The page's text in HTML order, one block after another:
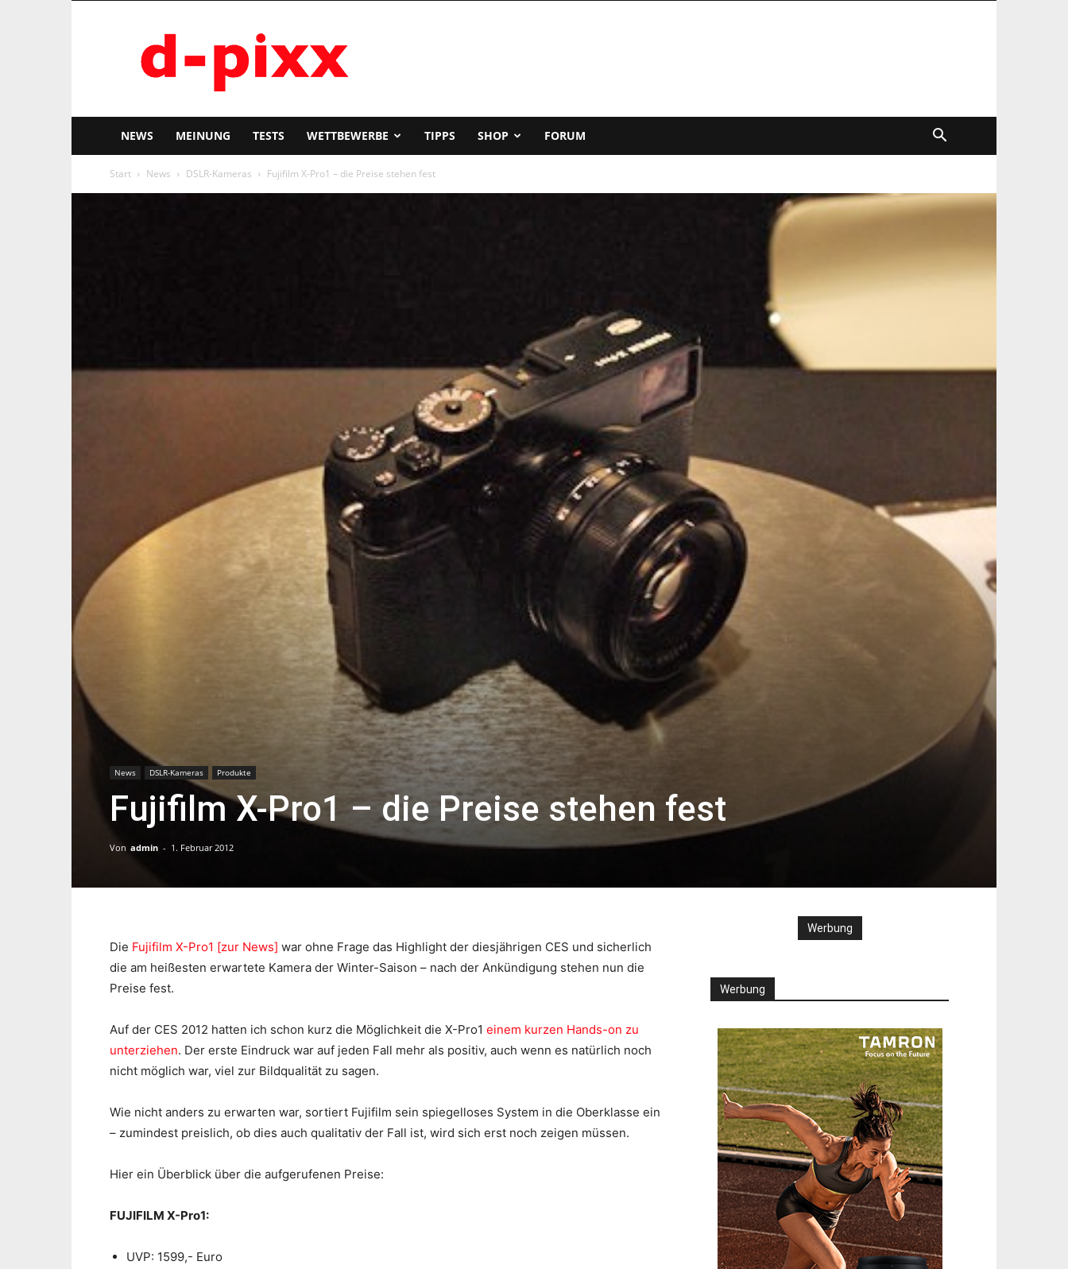
pixx
NEWS MEINUNG TESTS WETTBEWERBE TIPPS SHOP FORUM
Start News DSLR-Kameras Fujifilm X-Pro1 – die Preise stehen fest
News DSLR-Kameras Produkte
Fujifilm X-Pro1 – die Preise stehen fest
Von admin - 1. Februar 2012
Die Fujifilm X-Pro1 [zur News] war ohne Frage das Highlight der diesjährigen CES und sicherlich
die am heißesten erwartete Kamera der Winter-Saison – nach der Ankündigung stehen nun die
Preise fest.
Auf der CES 2012 hatten ich schon kurz die Möglichkeit die X-Pro1 einem kurzen Hands-on zu
unterziehen. Der erste Eindruck war auf jeden Fall mehr als positiv, auch wenn es natürlich noch
nicht möglich war, viel zur Bildqualität zu sagen.
Wie nicht anders zu erwarten war, sortiert Fujifilm sein spiegelloses System in die Oberklasse ein
– zumindest preislich, ob dies auch qualitativ der Fall ist, wird sich erst noch zeigen müssen.
Hier ein Überblick über die aufgerufenen Preise:
FUJIFILM X-Pro1:
UVP: 1599,- Euro
Werbung
Werbung